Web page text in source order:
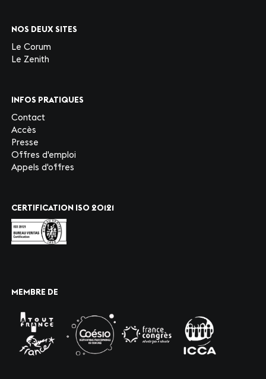
NOS DEUX SITES
Le Corum
Le Zenith
INFOS PRATIQUES
Contact
Accès
Presse
Offres d'emploi
Appels d'offres
CERTIFICATION ISO 20121
MEMBRE DE